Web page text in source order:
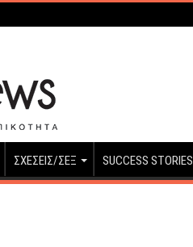
ΣΧΕΣΕΙΣ/ΣΕΞ SUCCESS STORIES